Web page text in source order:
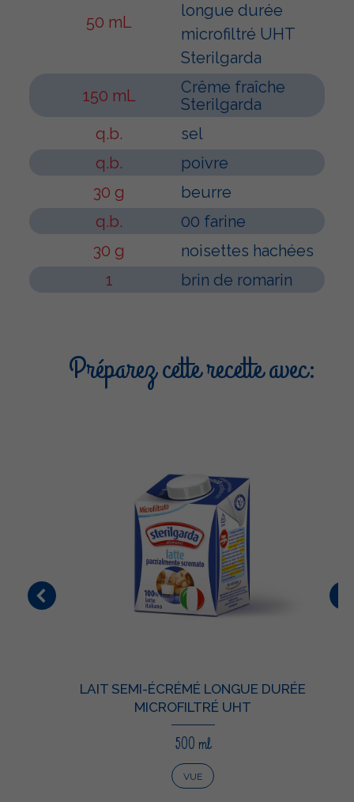
50 mL
longue durée
microfiltré UHT
Sterilgarda
150 mL
Crême fraîche
Sterilgarda
q.b.
sel
q.b.
poivre
30 g
beurre
q.b.
00 farine
30 g
noisettes hachées
1
brin de romarin
Préparez cette recette avec:
LAIT SEMI-ÉCRÉMÉ LONGUE DURÉE
MICROFILTRÉ UHT
500 ml
VUE